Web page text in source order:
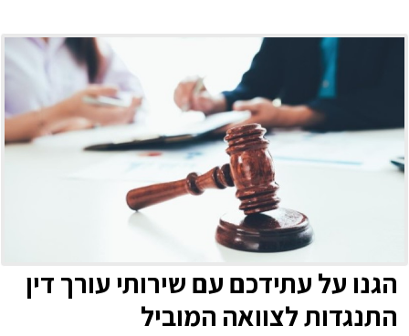
הגנו על עתידכם עם שירותי עורך דין
התנגדות לצוואה המוביל‏